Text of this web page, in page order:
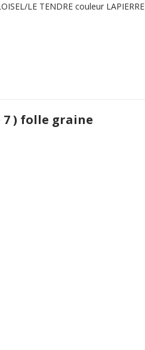
LE TENDRE couleur LAPIERRE
7 ) folle graine